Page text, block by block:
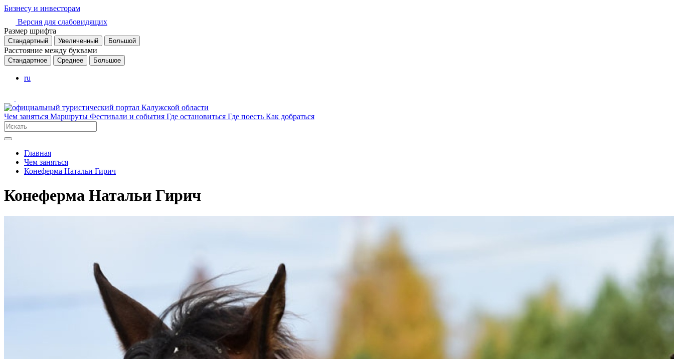
Бизнесу и инвесторам
Версия для слабовидящих
Размер шрифта
Стандартный Увеличенный Большой
Расстояние между буквами
Стандартное Среднее Большое
ru
Чем заняться Маршруты Фестивали и события Где остановиться Где поесть Как добраться
Главная
Чем заняться
Конеферма Натальи Гирич
Конеферма Натальи Гирич